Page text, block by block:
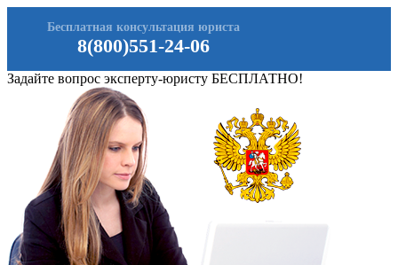
8(800)551-24-06
Бесплатная консультация юриста
Задайте вопрос эксперту-юристу БЕСПЛАТНО!